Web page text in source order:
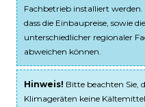
Fachbetrieb installiert
dass die Einbaupreise, sowie
unterschiedlicher regionaler
abweichen können.
Hinweis! Bitte beachten Sie,
Klimageräten keine